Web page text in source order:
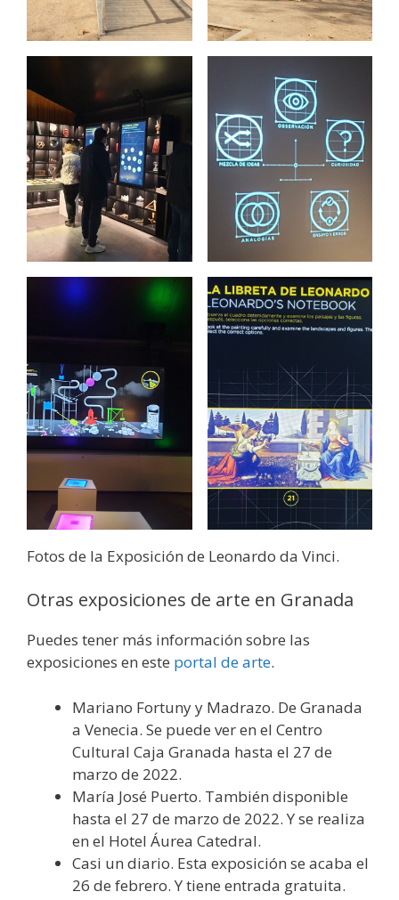
Fotos de la Exposición de Leonardo da Vinci.
Otras exposiciones de arte en Granada
Puedes tener más información sobre las
exposiciones en este portal de arte.
Mariano Fortuny y Madrazo. De Granada
a Venecia. Se puede ver en el Centro
Cultural Caja Granada hasta el 27 de
marzo de 2022.
María José Puerto. También disponible
hasta el 27 de marzo de 2022. Y se realiza
en el Hotel Áurea Catedral.
Casi un diario. Esta exposición se acaba el
26 de febrero. Y tiene entrada gratuita.